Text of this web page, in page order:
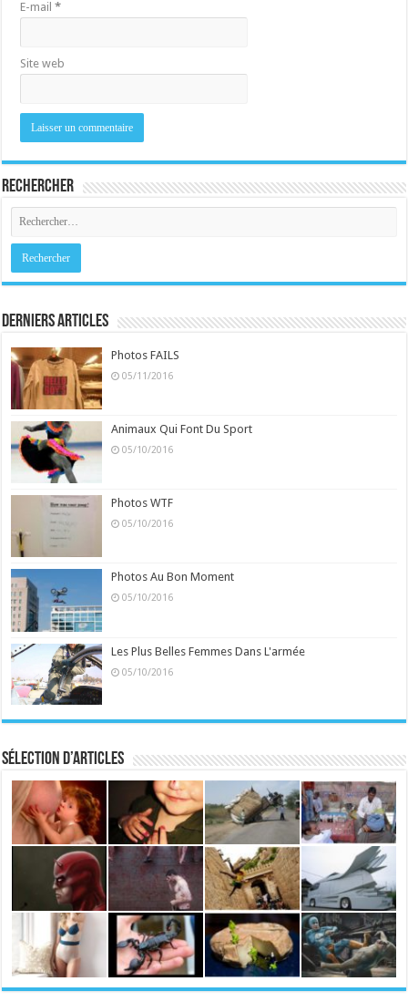
E-mail*
Site web
Rechercher
Derniers Articles
Photos FAILS
05/11/2016
Animaux Qui Font Du Sport
05/10/2016
Photos WTF
05/10/2016
Photos Au Bon Moment
05/10/2016
Les Plus Belles Femmes Dans L'armée
05/10/2016
Sélection d’articles